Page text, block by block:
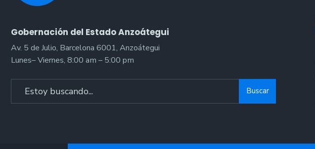
Gobernación del Estado Anzoátegui
Av. 5 de Julio, Barcelona 6001, Anzoátegui
Lunes– Viernes, 8:00 am – 5:00 pm
Buscar